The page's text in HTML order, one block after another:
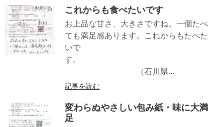
これからも食べたいです
お上品な甘さ、大きさですね。一個たべ
ても満足感あります。これからもたべた
いで
す。
（石川県...
記事を読む
変わらぬやさしい包み紙・味に大満
足